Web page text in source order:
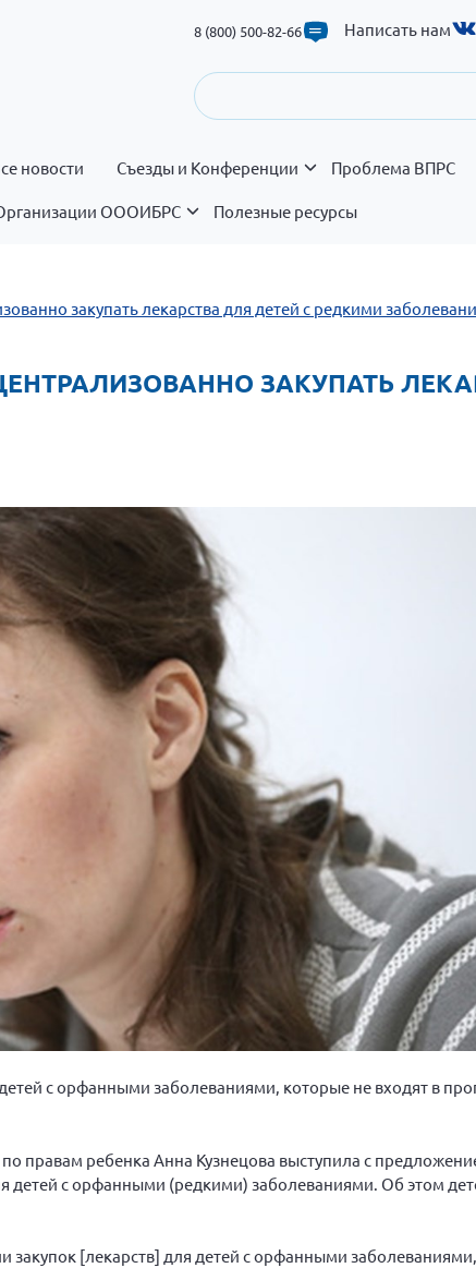
8 (800) 500-82-66 Написать нам
новости Съезды и Конференции Проблема ВПРС
ОООИБРС Полезные ресурсы
закупать лекарства для детей с редкими
ЗАКУПАТЬ
с орфанными заболеваниями, которые не входят в
ребенка Анна Кузнецова выступила с
детей с орфанными (редкими) заболеваниями. Об этом
[лекарств] для детей с орфанными